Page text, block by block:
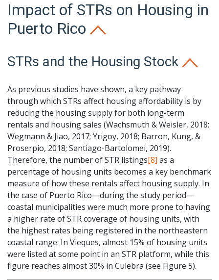
Impact of STRs on Housing in
Puerto Rico
STRs and the Housing Stock
As previous studies have shown, a key pathway
through which STRs affect housing affordability is by
reducing the housing supply for both long-term
rentals and housing sales (Wachsmuth & Weisler, 2018;
Wegmann & Jiao, 2017; Yrigoy, 2018; Barron, Kung, &
Proserpio, 2018; Santiago-Bartolomei, 2019).
Therefore, the number of STR listings[8] as a
percentage of housing units becomes a key benchmark
measure of how these rentals affect housing supply. In
the case of Puerto Rico—during the study period—
coastal municipalities were much more prone to having
a higher rate of STR coverage of housing units, with
the highest rates being registered in the northeastern
coastal range. In Vieques, almost 15% of housing units
were listed at some point in an STR platform, while this
figure reaches almost 30% in Culebra (see Figure 5).